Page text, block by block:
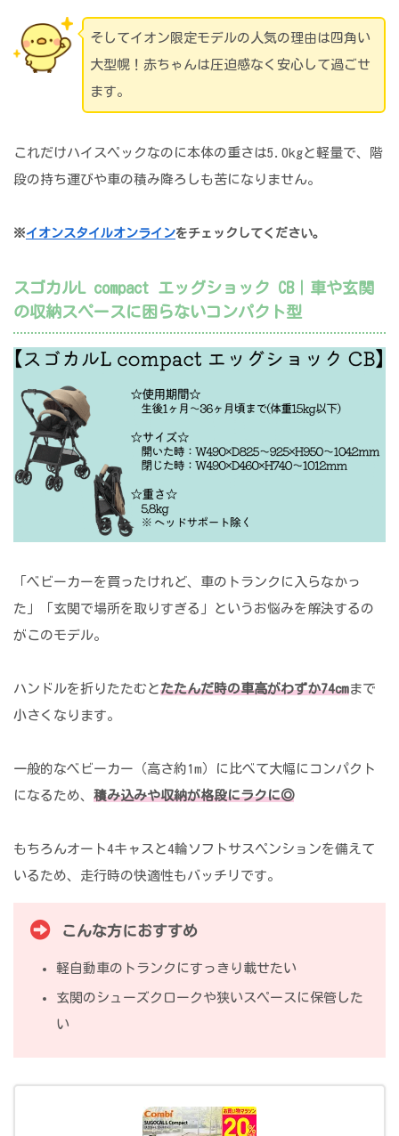
そしてイオン限定モデルの人気の理由は四角い
大型幌！赤ちゃんは圧迫感なく安心して過ごせ
ます。
これだけハイスペックなのに本体の重さは5.0kgと軽量で、階
段の持ち運びや車の積み降ろしも苦になりません。
※イオンスタイルオンラインをチェックしてください。
スゴカルL compact エッグショック CB｜車や玄関
の収納スペースに困らないコンパクト型
「ベビーカーを買ったけれど、車のトランクに入らなかっ
た」「玄関で場所を取りすぎる」というお悩みを解決するの
がこのモデル。
ハンドルを折りたたむとたたんだ時の車高がわずか74cmまで
小さくなります。
一般的なベビーカー（高さ約1m）に比べて大幅にコンパクト
になるため、 積み込みや収納が格段にラクに◎
もちろんオート4キャスと4輪ソフトサスペンションを備えて
いるため、走行時の快適性もバッチリです。
こんな方におすすめ
軽自動車のトランクにすっきり載せたい
玄関のシューズクロークや狭いスペースに保管した
い